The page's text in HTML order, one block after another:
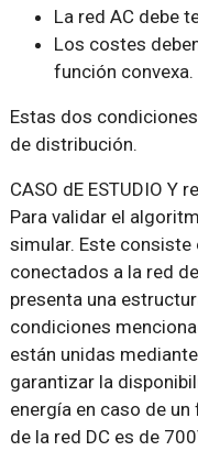
La red AC debe
Los costes
función convexa.
Estas dos
de distribución.
CASO dE ESTUDIO Y
Para validar el
simular. Este consiste
conectados a la red
presenta una
condiciones
están unidas
garantizar la
energía en caso de
de la red DC es de